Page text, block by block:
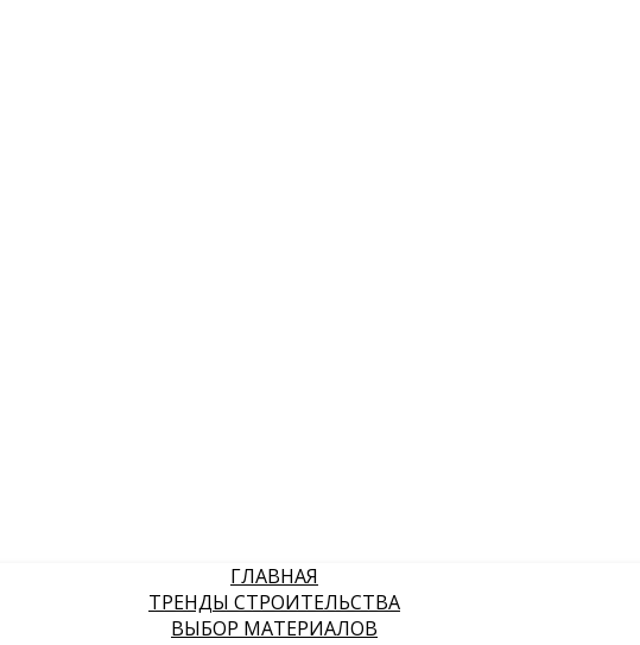
ГЛАВНАЯ
ТРЕНДЫ СТРОИТЕЛЬСТВА
ВЫБОР МАТЕРИАЛОВ